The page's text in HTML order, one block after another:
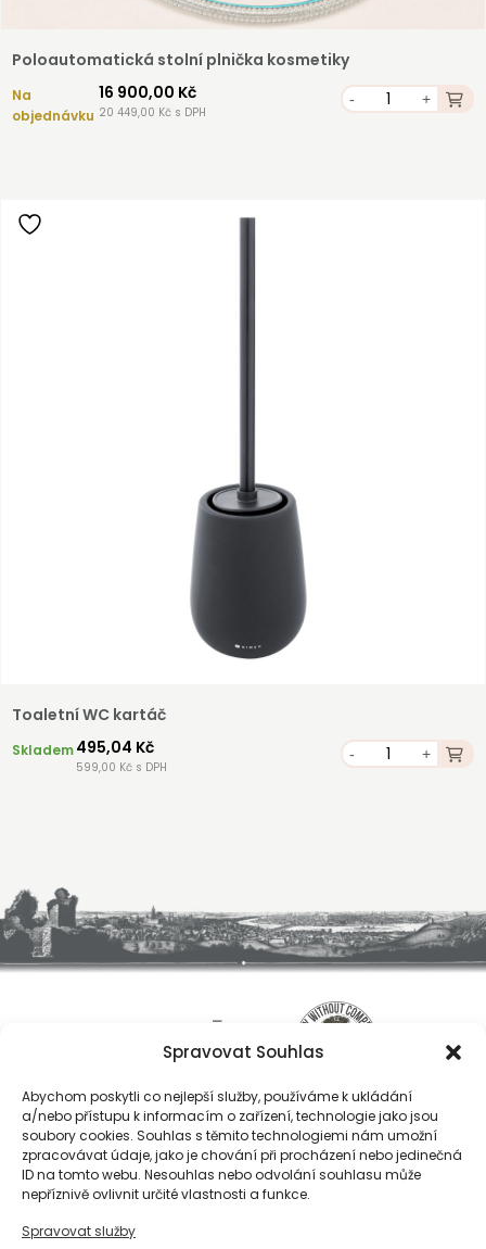
Spravovat Souhlas
Abychom poskytli co nejlepší služby, používáme k ukládání
a/nebo přístupu k informacím o zařízení, technologie jako jsou
soubory cookies. Souhlas s těmito technologiemi nám umožní
zpracovávat údaje, jako je chování při procházení nebo jedinečná
ID na tomto webu. Nesouhlas nebo odvolání souhlasu může
nepříznivě ovlivnit určité vlastnosti a funkce.
Spravovat služby
Poloautomatická stolní plnička kosmetiky
Na
objednávku
16 900,00 Kč
20 449,00 Kč s DPH
- +
Toaletní WC kartáč
Skladem495,04 Kč
599,00 Kč s DPH
- +
O nás